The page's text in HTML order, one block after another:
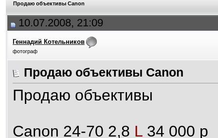
Продаю объективы Canon
10.07.2008, 21:09
Геннадий Котельников
фотограф
Продаю объективы Canon
Продаю объективы
Canon 24-70 2,8 L 34 000 р